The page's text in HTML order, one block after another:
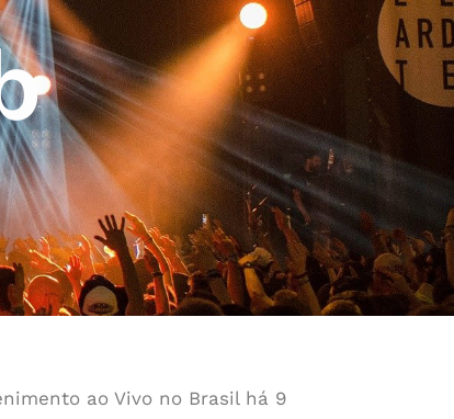
ao Vivo no Brasil há 9